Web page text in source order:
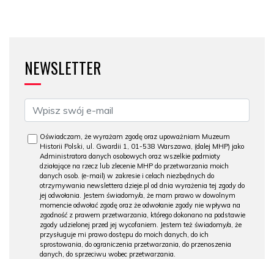
NEWSLETTER
Oświadczam, że wyrażam zgodę oraz upoważniam Muzeum
Historii Polski, ul. Gwardii 1, 01-538 Warszawa, (dalej MHP) jako
Administratora danych osobowych oraz wszelkie podmioty
działające na rzecz lub zlecenie MHP do przetwarzania moich
danych osob. (e-mail) w zakresie i celach niezbędnych do
otrzymywania newslettera dzieje.pl od dnia wyrażenia tej zgody do
jej odwołania. Jestem świadomy/a, że mam prawo w dowolnym
momencie odwołać zgodę oraz że odwołanie zgody nie wpływa na
zgodność z prawem przetwarzania, którego dokonano na podstawie
zgody udzielonej przed jej wycofaniem. Jestem też świadomy/a, że
przysługuje mi prawo dostępu do moich danych, do ich
sprostowania, do ograniczenia przetwarzania, do przenoszenia
danych, do sprzeciwu wobec przetwarzania.